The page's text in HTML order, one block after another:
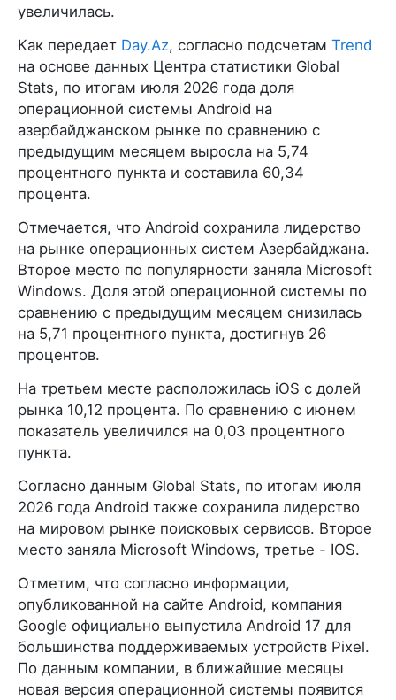
увеличилась.
Как передает Day.Az, согласно подсчетам Trend
на основе данных Центра статистики Global
Stats, по итогам июля 2026 года доля
операционной системы Android на
азербайджанском рынке по сравнению с
предыдущим месяцем выросла на 5,74
процентного пункта и составила 60,34
процента.
Отмечается, что Android сохранила лидерство
на рынке операционных систем Азербайджана.
Второе место по популярности заняла Microsoft
Windows. Доля этой операционной системы по
сравнению с предыдущим месяцем снизилась
на 5,71 процентного пункта, достигнув 26
процентов.
На третьем месте расположилась iOS с долей
рынка 10,12 процента. По сравнению с июнем
показатель увеличился на 0,03 процентного
пункта.
Согласно данным Global Stats, по итогам июля
2026 года Android также сохранила лидерство
на мировом рынке поисковых сервисов. Второе
место заняла Microsoft Windows, третье - IOS.
Отметим, что согласно информации,
опубликованной на сайте Android, компания
Google официально выпустила Android 17 для
большинства поддерживаемых устройств Pixel.
По данным компании, в ближайшие месяцы
новая версия операционной системы появится